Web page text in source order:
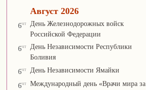
Август 2026
6чт
День Железнодорожных войск
Российской Федерации
6чт
День Независимости Республики
Боливия
6чт День Независимости Ямайки
6чт
Международный день «Врачи мира за